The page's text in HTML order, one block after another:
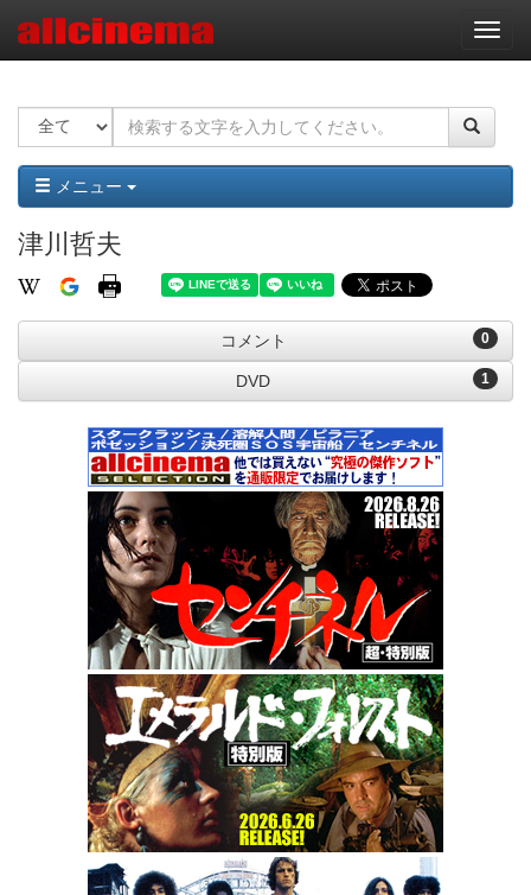
ナ
ビ
ー
ョ
ン
メニュー
津川哲夫
0
コメント
1
DVD